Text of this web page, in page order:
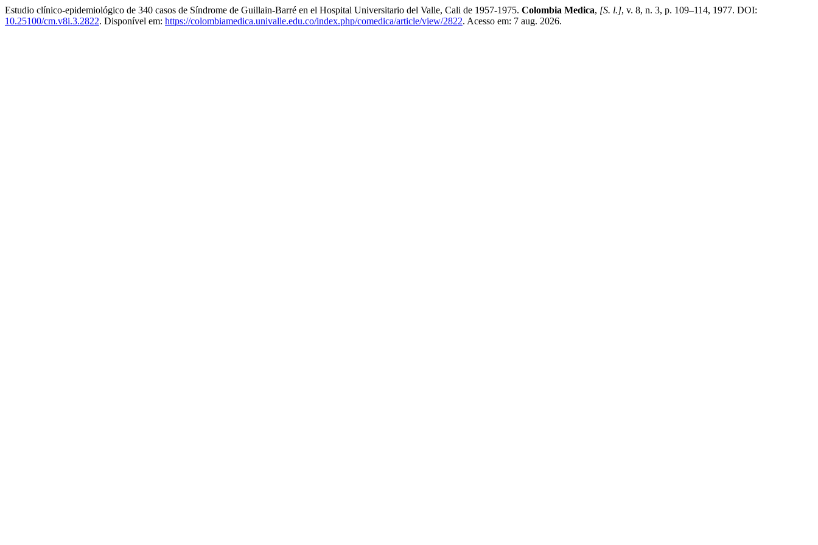
Estudio clínico-epidemiológico de 340 casos de Síndrome de Guillain-Barré en el Hospital Universitario del Valle, Cali de 1957-1975. Colombia Medica, [S. l.], v. 8, n. 3, p. 109–114, 1977. DOI:
10.25100/cm.v8i.3.2822. Disponível em: https://colombiamedica.univalle.edu.co/index.php/comedica/article/view/2822. Acesso em: 7 aug. 2026.